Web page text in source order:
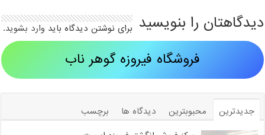
دیدگاهتان را بنویسید برای نوشتن دیدگاه باید وارد بشوید.
فروشگاه فیروزه گوهر ناب
جدیدترین محبوبترین دیدگاه ها
برچسب